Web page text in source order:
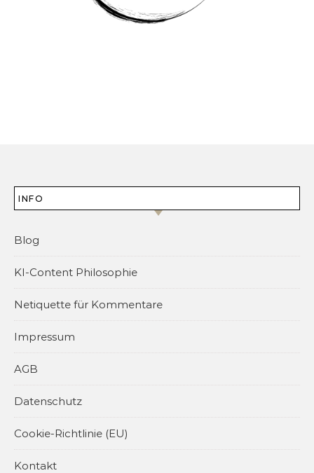
INFO
Blog
KI-Content Philosophie
Netiquette für Kommentare
Impressum
AGB
Datenschutz
Cookie-Richtlinie (EU)
Kontakt